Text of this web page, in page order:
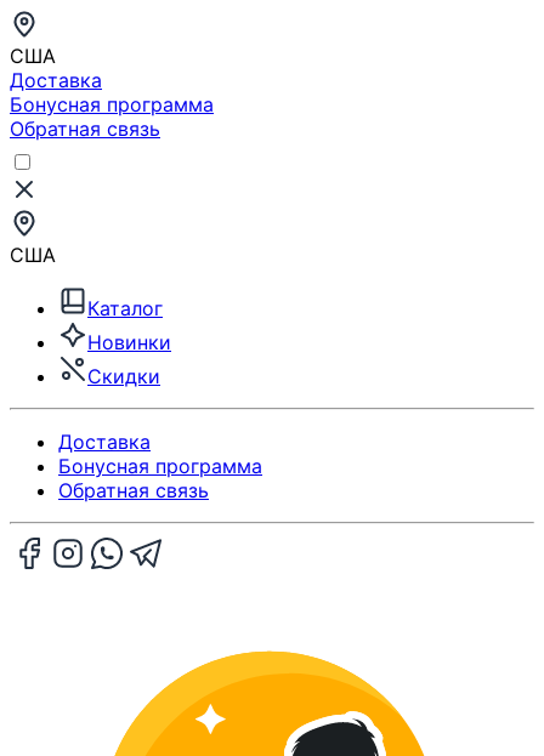
США
Доставка
Бонусная программа
Обратная связь
США
Каталог
Новинки
Скидки
Доставка
Бонусная программа
Обратная связь